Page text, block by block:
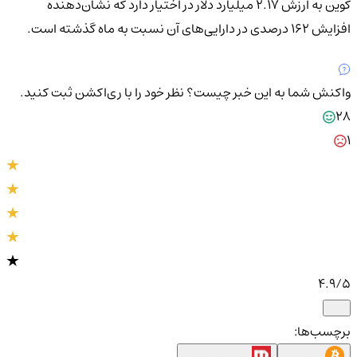
کوین به ارزش 2.17 میلیارد دلار در اختیار دارد که نشان‌دهنده
افزایش 162 درصدی در دارایی‌های آن نسبت به ماه گذشته است.
واکنش شما به این خبر چیست؟نظر خود را با ری‌اکشن ثبت کنید.
28
4.9/5
برچسب‌ها: